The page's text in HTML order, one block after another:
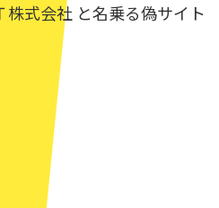
式会社 と名乗る偽サイト